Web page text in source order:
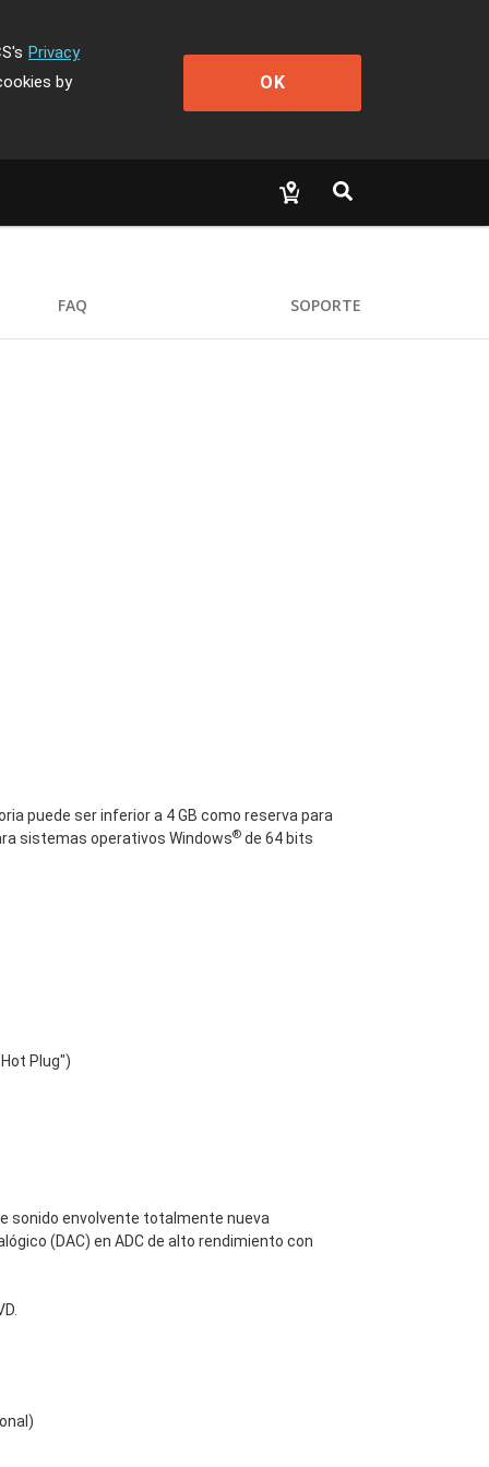
Privacy
by
OK
FAQ SOPORTE
puede ser inferior a 4 GB como reserva para
sistemas operativos Windows® de 64 bits
Plug")
sonido envolvente totalmente nueva
(DAC) en ADC de alto rendimiento con